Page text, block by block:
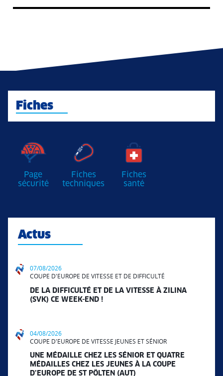
Fiches
Page
sécurité
Fiches
techniques
Fiches
santé
Actus
07/08/2026
COUPE D'EUROPE DE VITESSE ET DE DIFFICULTÉ
DE LA DIFFICULTÉ ET DE LA VITESSE À ZILINA
(SVK) CE WEEK-END !
04/08/2026
COUPE D'EUROPE DE VITESSE JEUNES ET SÉNIOR
UNE MÉDAILLE CHEZ LES SÉNIOR ET QUATRE
MÉDAILLES CHEZ LES JEUNES À LA COUPE
D’EUROPE DE ST PÖLTEN (AUT)